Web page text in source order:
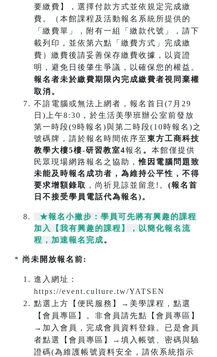
要繳費】，選擇付款方式並依規定完成繳
費。（本館課程及活動報名系統所提供的
「繳費單」，附有一組「繳款代號」，請下
載列印，並依第六點「繳費方式」完成繳
費）繳費後請妥善保存繳費收據，以資證
明，避免日後肇生爭議，以確保您的權益。
報名者未於繳費期限內完成繳費者視同棄權
取消。
不諳電腦或無法上網者，報名首日(7月29
日)上午8:30，於生活美學班辦公室前發放
第一時段(9時報名)與第二時段(10時報名)之
號碼牌，請於報名時間依序至 東方工商科技
教學大樓5樓-研習教室4報名 。 本館僅提供
民眾現場網路報名之協助，惟因電腦問題致
未能及時報名成功者，為維持公平性，不得
要求增額錄取 ，尚祈見諒並留意!。 (報名首
日不接受學員電話代為報名)。
★報名小撇步：學員可先將有興趣的課程
加入【我有興趣的課程】，以簡化報名流
程，加速報名完成。
* 尚未開放報名前:
進入網址：
https://event.culture.tw/YATSEN
點選上方【便民服務】→美學課程，點選
【會員專區】。非會員請先點【會員專區】
→加入會員，完成會員資料登錄。已是會員
者點選【會員專區】→填入帳號、密碼與驗
證碼(為維護帳號資料安全，請依系統指示